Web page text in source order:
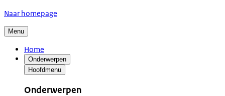
Naar homepage
Menu
Home
Onderwerpen
Hoofdmenu
Onderwerpen